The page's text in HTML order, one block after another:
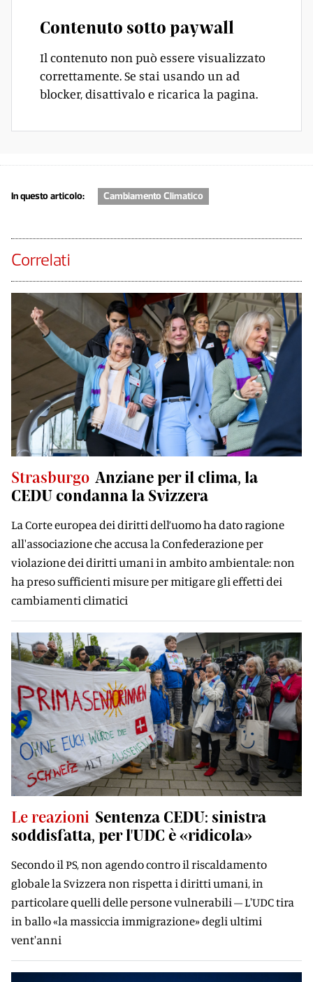
Contenuto sotto paywall
Il contenuto non può essere visualizzato
correttamente. Se stai usando un ad
blocker, disattivalo e ricarica la pagina.
In questo articolo: Cambiamento Climatico
Correlati
Strasburgo Anziane per il clima, la
CEDU condanna la Svizzera
La Corte europea dei diritti dell’uomo ha dato ragione
all'associazione che accusa la Confederazione per
violazione dei diritti umani in ambito ambientale: non
ha preso sufficienti misure per mitigare gli effetti dei
cambiamenti climatici
Le reazioni Sentenza CEDU: sinistra
soddisfatta, per l'UDC è «ridicola»
Secondo il PS, non agendo contro il riscaldamento
globale la Svizzera non rispetta i diritti umani, in
particolare quelli delle persone vulnerabili – L'UDC tira
in ballo «la massiccia immigrazione» degli ultimi
vent'anni